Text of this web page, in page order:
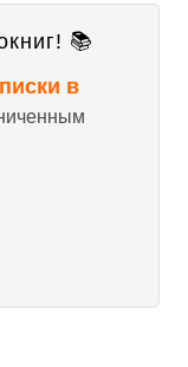
📚
в